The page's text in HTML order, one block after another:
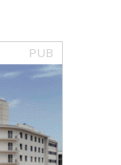
PUB